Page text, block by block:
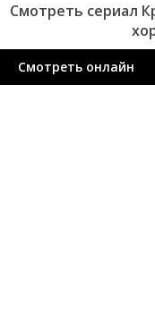
Смотреть сериал
Смотреть онлайн